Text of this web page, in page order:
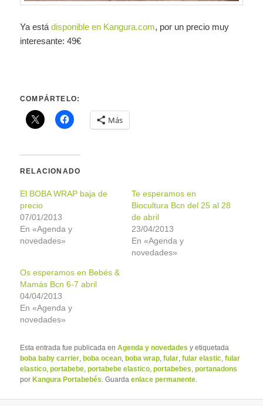
Ya estádisponible en Kangura.com, por un precio muy
interesante: 49€
COMPÁRTELO:
Más
RELACIONADO
El BOBA WRAP baja de
precio
07/01/2013
En «Agenda y
novedades»
Te esperamos en
Biocultura Bcn del 25 al 28
de abril
23/04/2013
En «Agenda y
novedades»
Os esperamos en Bebés &
Mamás Bcn 6-7 abril
04/04/2013
En «Agenda y
novedades»
Esta entrada fue publicada enAgenda y novedades y etiquetada
boba baby carrier ,boba ocean ,boba wrap ,fular ,fular elastic ,fular
elastico ,portabebe ,portabebe elastico ,portabebes ,portanadons
porKangura Portabebés . Guardaenlace permanente